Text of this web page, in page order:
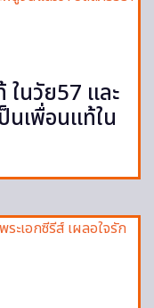
นวัย57 และ
นเพื่อนแท้ใน